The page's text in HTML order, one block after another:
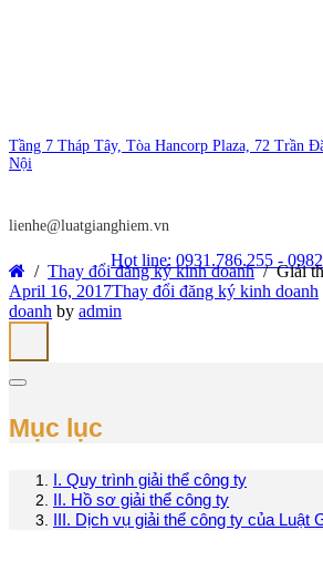
Tầng 7 Tháp Tây, Tòa Hancorp Plaza, 72 Trần
Nội
lienhe@luatgianghiem.vn
Hot line: 0931.786.255 -
Thay đổi đăng ký kinh doanh
Giải
April 16, 2017Thay đổi đăng ký kinh doanh
doanh by admin
Mục lục
I. Quy trình giải thể công ty
II. Hồ sơ giải thể công ty
III. Dịch vụ giải thể công ty của Luật